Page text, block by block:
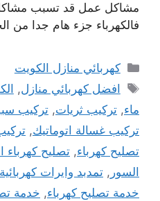
مشاكل عمل قد تسبب مشاكل
فالكهرباء جزء هام جدا من
التصنيفات
كهربائي منازل الكويت
الوسوم
افضل كهربائي منازل,
ماء, تركيب ثريات, تركيب
تركيب غسالة اتوماتيك,
تصليح كهرباء, تصليح كهرباء
السور , تمدبد وايرات كهربائية
خدمة تصليح كهرباء, خدمة